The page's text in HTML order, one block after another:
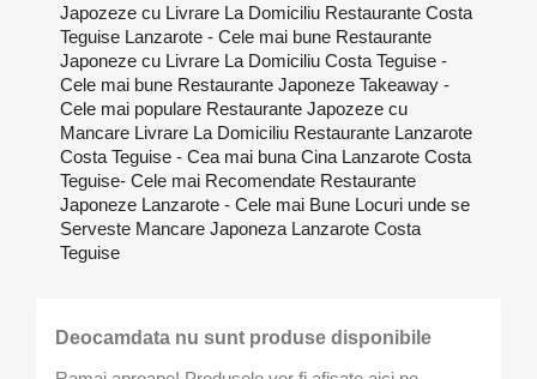
Japozeze cu Livrare La Domiciliu Restaurante Costa
Teguise Lanzarote - Cele mai bune Restaurante
Japoneze cu Livrare La Domiciliu Costa Teguise -
Cele mai bune Restaurante Japoneze Takeaway -
Cele mai populare Restaurante Japozeze cu
Mancare Livrare La Domiciliu Restaurante Lanzarote
Costa Teguise - Cea mai buna Cina Lanzarote Costa
Teguise- Cele mai Recomendate Restaurante
Japoneze Lanzarote - Cele mai Bune Locuri unde se
Serveste Mancare Japoneza Lanzarote Costa
Teguise
Deocamdata nu sunt produse disponibile